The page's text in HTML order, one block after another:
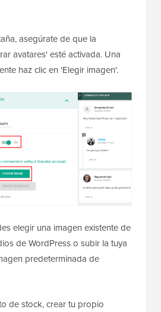
asegúrate de que la
avatares' esté activada. Una
haz clic en 'Elegir imagen'.
elegir una imagen existente de
de WordPress o subir la tuya
predeterminada de
de stock, crear tu propio